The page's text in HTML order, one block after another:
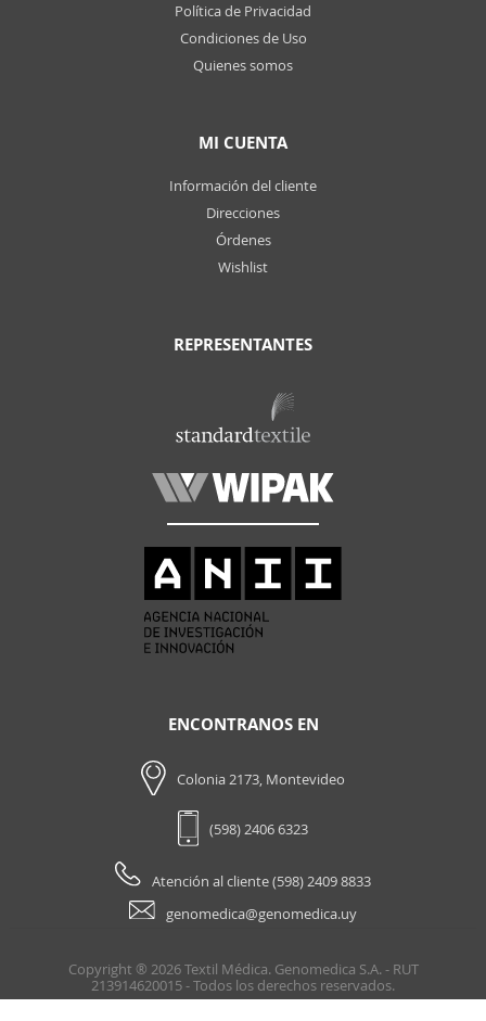
Política de Privacidad
Condiciones de Uso
Quienes somos
MI CUENTA
Información del cliente
Direcciones
Órdenes
Wishlist
REPRESENTANTES
ENCONTRANOS EN
Colonia 2173, Montevideo
(598) 2406 6323
Atención al cliente (598) 2409 8833
genomedica@genomedica.uy
Copyright ® 2026 Textil Médica. Genomedica S.A. - RUT
213914620015 - Todos los derechos reservados.